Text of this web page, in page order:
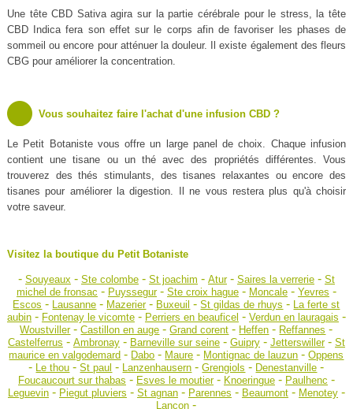
Une tête CBD Sativa agira sur la partie cérébrale pour le stress, la tête
CBD Indica fera son effet sur le corps afin de favoriser les phases de
sommeil ou encore pour atténuer la douleur. Il existe également des fleurs
CBG pour améliorer la concentration.
Vous souhaitez faire l'achat d'une infusion CBD ?
Le Petit Botaniste vous offre un large panel de choix. Chaque infusion
contient une tisane ou un thé avec des propriétés différentes. Vous
trouverez des thés stimulants, des tisanes relaxantes ou encore des
tisanes pour améliorer la digestion. Il ne vous restera plus qu'à choisir
votre saveur.
Visitez la boutique du Petit Botaniste
- Souyeaux - Ste colombe- St joachim - Atur- Saires la verrerie- St
michel de fronsac - Puyssegur- Ste croix hague- Moncale- Yevres -
Escos - Lausanne - Mazerier- Buxeuil -St gildas de rhuys - La ferte st
aubin- Fontenay le vicomte- Perriers en beauficel - Verdun en lauragais -
Woustviller-Castillon en auge -Grand corent - Heffen - Reffannes -
Castelferrus - Ambronay- Barneville sur seine- Guipry- Jetterswiller- St
maurice en valgodemard - Dabo - Maure - Montignac de lauzun -Oppens
- Le thou -St paul - Lanzenhausern -Grengiols - Denestanville -
Foucaucourt sur thabas - Esves le moutier- Knoeringue- Paulhenc -
Leguevin- Piegut pluviers - St agnan- Parennes - Beaumont- Menotey-
Lancon -